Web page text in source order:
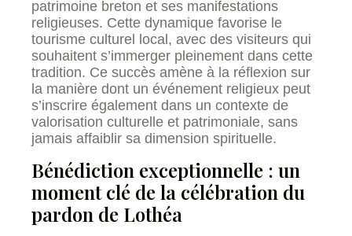
patrimoine breton et ses manifestations
religieuses. Cette dynamique favorise le
tourisme culturel local, avec des visiteurs qui
souhaitent s’immerger pleinement dans cette
tradition. Ce succès amène à la réflexion sur
la manière dont un événement religieux peut
s’inscrire également dans un contexte de
valorisation culturelle et patrimoniale, sans
jamais affaiblir sa dimension spirituelle.
Bénédiction exceptionnelle : un
moment clé de la célébration du
pardon de Lothéa